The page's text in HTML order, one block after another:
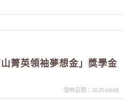
菁英領袖夢想金」獎學金
發佈日期：2025-08-06